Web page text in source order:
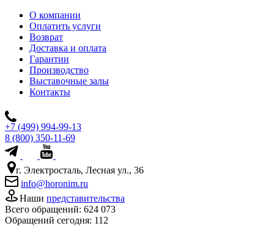
О компании
Оплатить услуги
Возврат
Доставка и оплата
Гарантии
Производство
Выставочные залы
Контакты
+7 (499) 994-99-13
8 (800) 350-11-69
г. Электросталь, Лесная ул., 36
info@horonim.ru
Наши представительства
Всего обращений: 624 073
Обращений сегодня: 112